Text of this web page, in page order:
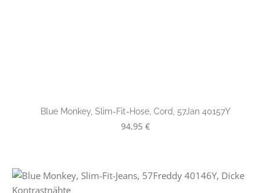
Blue Monkey, Slim-Fit-Hose, Cord, 57Jan 40157Y
Regulärer Preis:
94,95 €